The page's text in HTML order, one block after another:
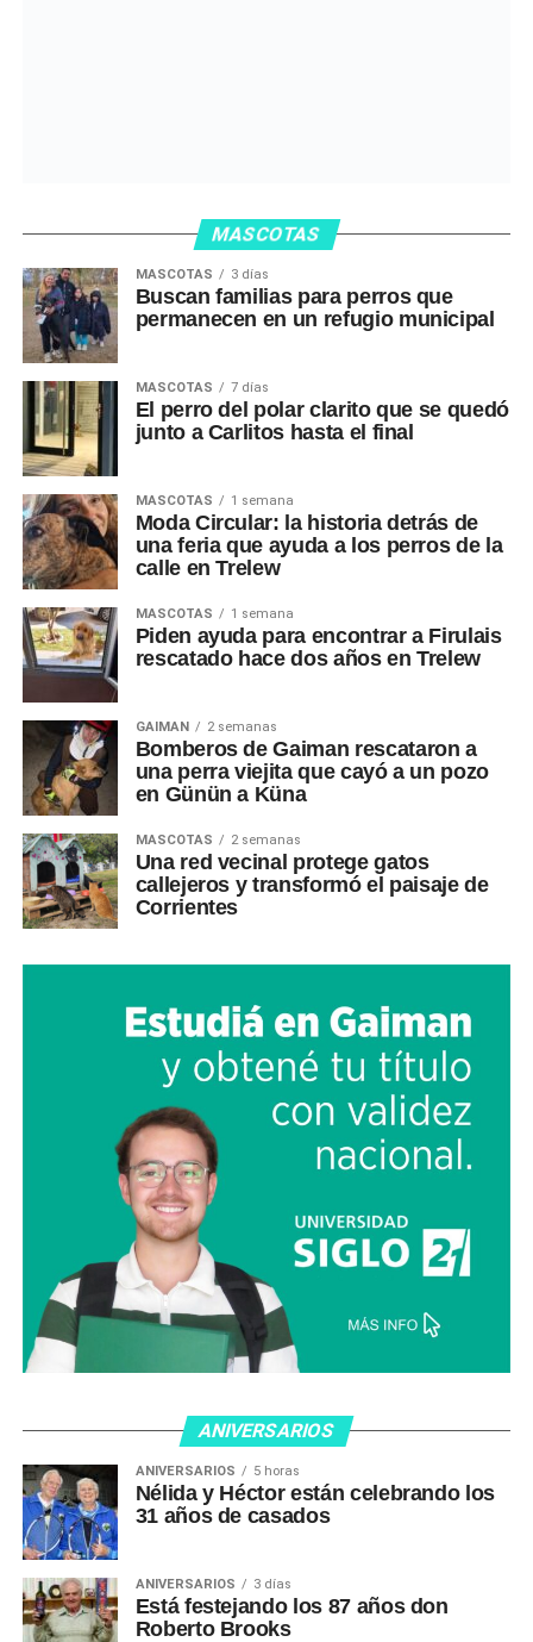
MASCOTAS
MASCOTAS 3 días
Buscan familias para perros que
permanecen en un refugio municipal
MASCOTAS 7 días
El perro del polar clarito que se quedó
junto a Carlitos hasta el final
MASCOTAS 1 semana
Moda Circular: la historia detrás de
una feria que ayuda a los perros de la
calle en Trelew
MASCOTAS 1 semana
Piden ayuda para encontrar a Firulais
rescatado hace dos años en Trelew
GAIMAN 2 semanas
Bomberos de Gaiman rescataron a
una perra viejita que cayó a un pozo
en Günün a Küna
MASCOTAS 2 semanas
Una red vecinal protege gatos
callejeros y transformó el paisaje de
Corrientes
ANIVERSARIOS
ANIVERSARIOS 5 horas
Nélida y Héctor están celebrando los
31 años de casados
ANIVERSARIOS 3 días
Está festejando los 87 años don
Roberto Brooks